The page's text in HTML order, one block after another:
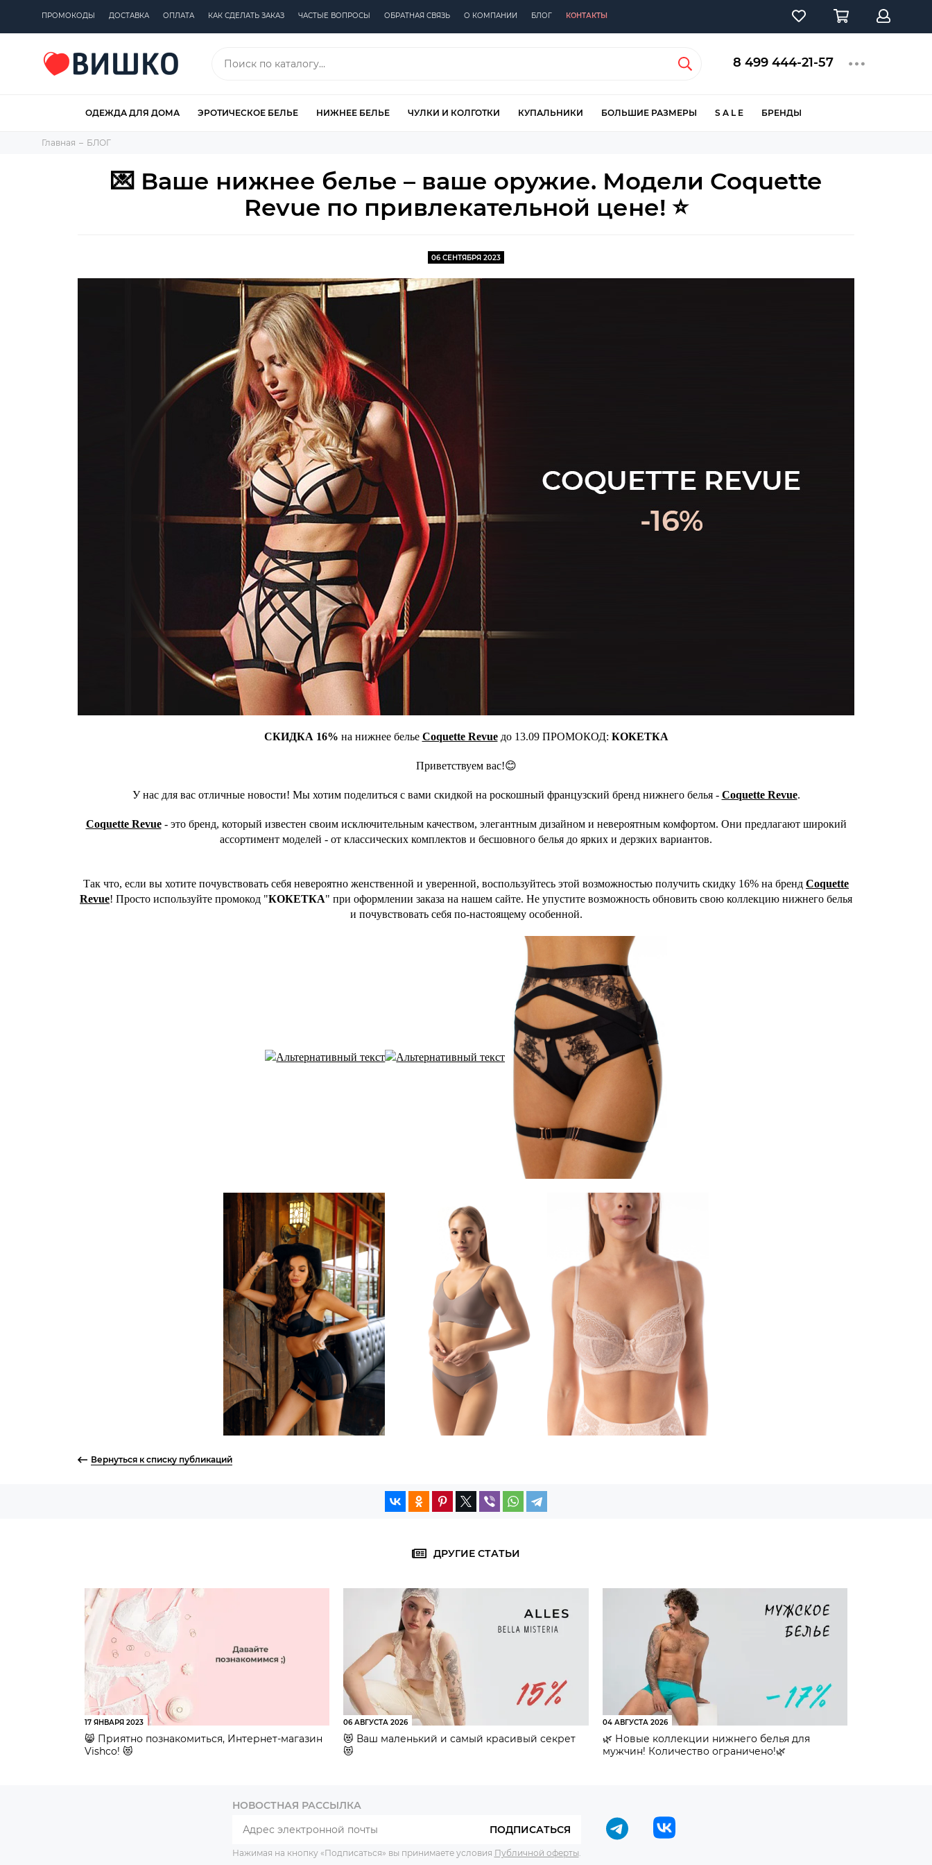
ПРОМОКОДЫ ДОСТАВКА ОПЛАТА КАК СДЕЛАТЬ ЗАКАЗ ЧАСТЫЕ ВОПРОСЫ ОБРАТНАЯ СВЯЗЬ О КОМПАНИИ БЛОГ КОНТАКТЫ
8 499 444-21-57
ОДЕЖДА ДЛЯ ДОМА ЭРОТИЧЕСКОЕ БЕЛЬЕ НИЖНЕЕ БЕЛЬЕ ЧУЛКИ И КОЛГОТКИ КУПАЛЬНИКИ БОЛЬШИЕ РАЗМЕРЫ S A L E БРЕНДЫ
Главная БЛОГ
💌 Ваше нижнее белье – ваше оружие. Модели Coquette
Revue по привлекательной цене! ⭐
06 СЕНТЯБРЯ 2023
СКИДКА 16% на нижнее белье Coquette Revueдо 13.09 ПРОМОКОД: КОКЕТКА
Приветствуем вас!😊
У нас для вас отличные новости! Мы хотим поделиться с вами скидкой на роскошный французский бренд нижнего белья - Coquette Revue.
Coquette Revue- это бренд, который известен своим исключительным качеством, элегантным дизайном и невероятным комфортом. Они предлагают широкий
ассортимент моделей - от классических комплектов и бесшовного белья до ярких и дерзких вариантов.
Так что, если вы хотите почувствовать себя невероятно женственной и уверенной, воспользуйтесь этой возможностью получить скидку 16% на бренд Coquette
Revue! Просто используйте промокод "КОКЕТКА" при оформлении заказа на нашем сайте. Не упустите возможность обновить свою коллекцию нижнего белья
и почувствовать себя по-настоящему особенной.
Вернуться к списку публикаций
ДРУГИЕ СТАТЬИ
17 ЯНВАРЯ 2023
😸 Приятно познакомиться, Интернет-магазин
Vishco! 😻
06 АВГУСТА 2026
😻 Ваш маленький и самый красивый секрет
😻
04 АВГУСТА 2026
🌿 Новые коллекции нижнего белья для
мужчин! Количество ограничено!🌿
НОВОСТНАЯ РАССЫЛКА
ПОДПИСАТЬСЯ
Нажимая на кнопку «Подписаться» вы принимаете условия Публичной оферты